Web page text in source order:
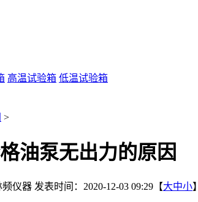
高温试验箱 低温试验箱
>
油泵无出力的原因
频仪器 发表时间：2020-12-03 09:29【大中小】